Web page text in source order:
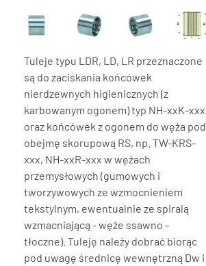
Tuleje typu LDR, LD, LR przeznaczone
są do zaciskania końcówek
nierdzewnych higienicznych (z
karbowanym ogonem) typ NH-xxK-xxx
oraz końcówek z ogonem do węża pod
obejmę skorupową RS, np. TW-KRS-
xxx, NH-xxR-xxx w wężach
przemysłowych (gumowych i
tworzywowych ze wzmocnieniem
tekstylnym, ewentualnie ze spiralą
wzmacniającą - węże ssawno -
tłoczne). Tuleję należy dobrać biorąc
pod uwagę średnicę wewnętrzną Dw i